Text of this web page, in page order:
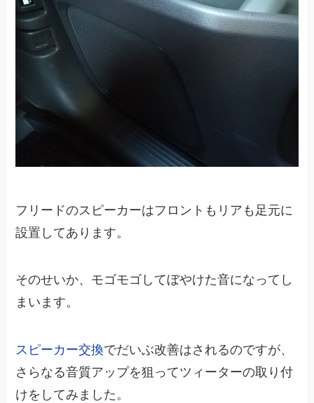
フリードのスピーカーはフロントもリアも足元に
設置してあります。
そのせいか、モゴモゴしてぼやけた音になってし
まいます。
スピーカー交換でだいぶ改善はされるのですが、
さらなる音質アップを狙ってツィーターの取り付
けをしてみました。